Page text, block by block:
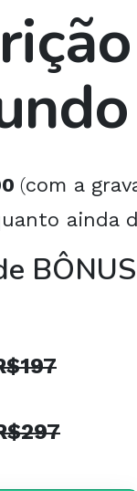
(com a
ainda